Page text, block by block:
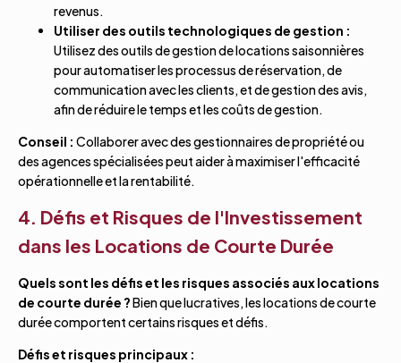
revenus.
Utiliser des outils technologiques de gestion :
Utilisez des outils de gestion de locations saisonnières
pour automatiser les processus de réservation, de
communication avec les clients, et de gestion des avis,
afin de réduire le temps et les coûts de gestion.
Conseil : Collaborer avec des gestionnaires de propriété ou
des agences spécialisées peut aider à maximiser l'efficacité
opérationnelle et la rentabilité.
4. Défis et Risques de l'Investissement
dans les Locations de Courte Durée
Quels sont les défis et les risques associés aux locations
de courte durée ?Bien que lucratives, les locations de courte
durée comportent certains risques et défis.
Défis et risques principaux :